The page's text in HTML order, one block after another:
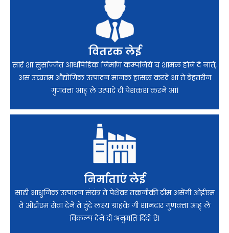
वितरक लेई
सारें शा सुसज्जित आर्थोपेडिक निर्माण कम्पनियें च शामल होने दे नाते,
अस उच्चतम औद्योगिक उत्पादन मानक हासल करदे आं ते बेहतरीन
गुणवत्ता आह् ले उत्पादें दी पेशकश करने आं।
निर्माताएं लेई
साढ़ी आधुनिक उत्पादन संयंत्र ते पेशेवर तकनीकी टीम असेंगी ओईएम
ते ओडीएम सेवा देने ते तुंदे लक्ष्य ग्राहकें गी शानदार गुणवत्ता आह् ले
विकल्प देने दी अनुमति दिंदी ऐ।